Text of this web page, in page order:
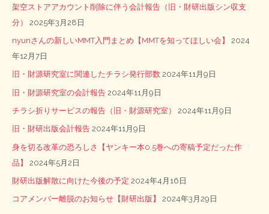
架空ストアアカウント削除に伴う会計報告（旧・財研出版シン収支
分）
2025年3月28日
nyunさんの新しいMMT入門まとめ【MMTを知ってほしい会】
2024
年12月7日
旧・財源研究室に関連したチラシ発行部数 2024年11月9日
旧・財源研究室の会計報告 2024年11月9日
チラシ折りサービスの報告（旧・財源研究室） 2024年11月9日
旧・財研出版会計報告 2024年11月9日
身を切る改革の恐ろしさ【ヤンキー本0.5巻への寄稿予定だった作
品】
2024年5月2日
財研出版解散に向けた今後の予定 2024年4月16日
コアメンバー離脱のお知らせ【財研出版】 2024年3月29日